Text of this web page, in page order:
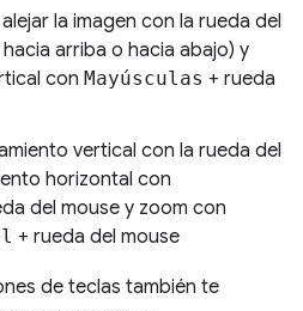
la imagen con la rueda del
arriba o hacia abajo) y
con Mayúsculas + rueda
vertical con la rueda del
horizontal con
del mouse y zoom con
+ rueda del mouse
de teclas también te